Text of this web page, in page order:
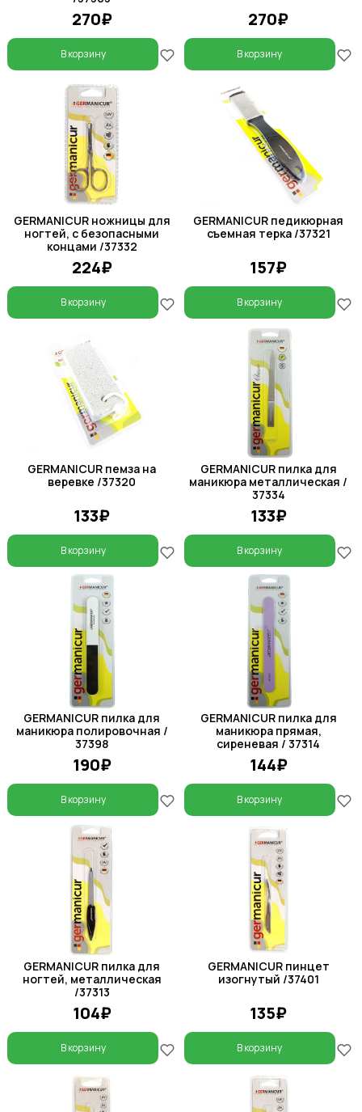
270₽
В корзину
270₽
В корзину
GERMANICUR ножницы для
ногтей, с безопасными
концами /37332
224₽
В корзину
GERMANICUR педикюрная
съемная терка /37321
157₽
В корзину
GERMANICUR пемза на
веревке /37320
133₽
В корзину
GERMANICUR пилка для
маникюра металлическая /
37334
133₽
В корзину
GERMANICUR пилка для
маникюра полировочная /
37398
190₽
В корзину
GERMANICUR пилка для
маникюра прямая,
сиреневая / 37314
144₽
В корзину
GERMANICUR пилка для
ногтей, металлическая
/37313
104₽
В корзину
GERMANICUR пинцет
изогнутый /37401
135₽
В корзину